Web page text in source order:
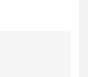
制的故事板，